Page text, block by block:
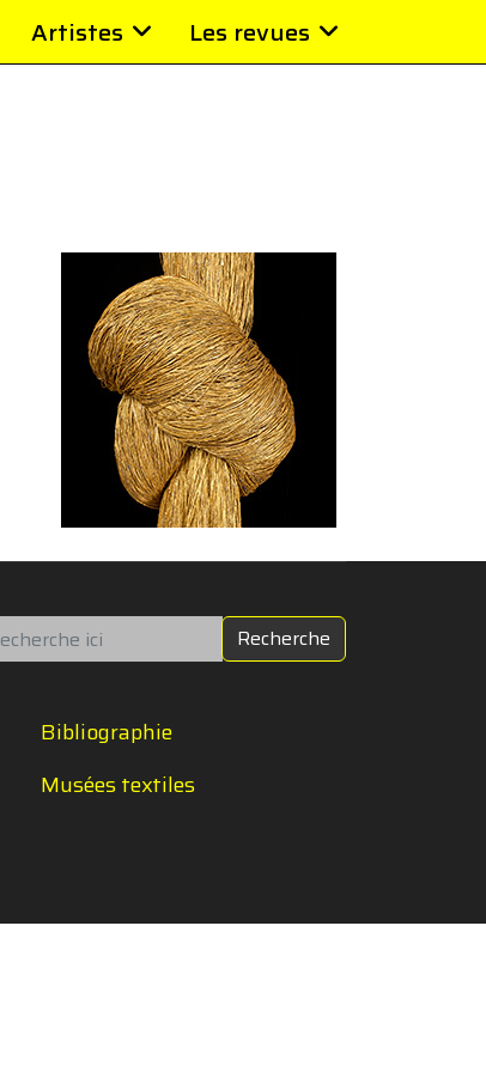
Artistes Les revues
Recherche
Bibliographie
Musées textiles